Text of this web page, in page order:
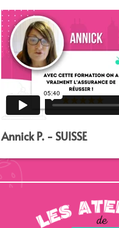
Annick P. - SUISSE